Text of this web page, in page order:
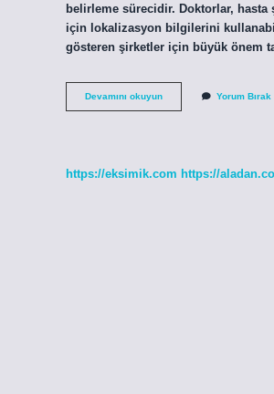
belirleme sürecidir. Doktorlar,
için lokalizasyon bilgilerini
gösteren şirketler için büyük önem
Devamını okuyunLokalize
Ne
Yorum Bırak
https://eksimik.com https://